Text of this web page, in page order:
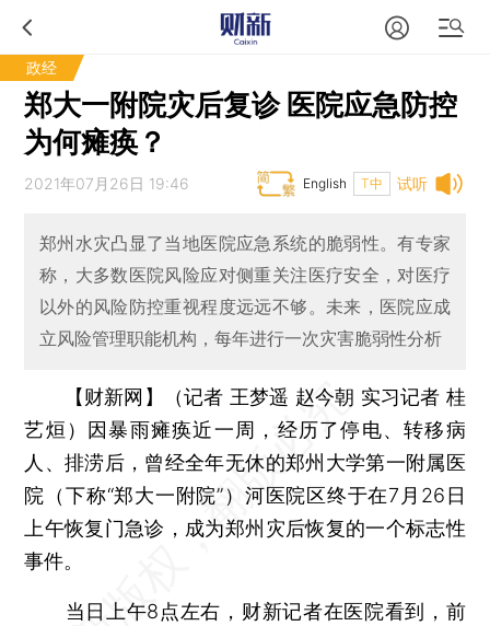
政经
郑大一附院灾后复诊 医院应急防控
为何瘫痪？
试听
2021年07月26日 19:46 T中
English
郑州水灾凸显了当地医院应急系统的脆弱性。有专家
称，大多数医院风险应对侧重关注医疗安全，对医疗
以外的风险防控重视程度远远不够。未来，医院应成
立风险管理职能机构，每年进行一次灾害脆弱性分析
【财新网】（记者 王梦遥 赵今朝 实习记者 桂
艺烜）
因暴雨瘫痪近一周，经历了停电、转移病
人、排涝后，曾经全年无休的郑州大学第一附属医
院（下称“郑大一附院”）河医院区终于在7月26日
上午恢复门急诊，成为郑州灾后恢复的一个标志性
事件。
当日上午8点左右，财新记者在医院看到，前